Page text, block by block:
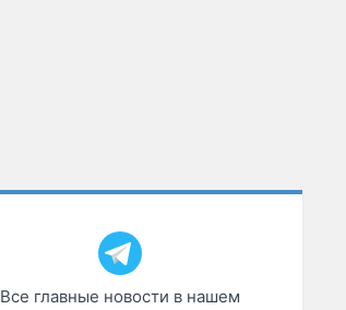
Все главные новости в нашем